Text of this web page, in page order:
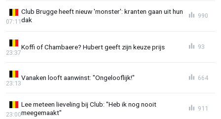
Club Brugge heeft nieuw 'monster': kranten gaan uit hun
dak
07:11
990
Koffi of Chambaere? Hubert geeft zijn keuze prijs
23:37
93
Vanaken looft aanwinst: "Ongelooflijk!"
23:13
664
Lee meteen lieveling bij Club: "Heb ik nog nooit
meegemaakt"
23:00
911